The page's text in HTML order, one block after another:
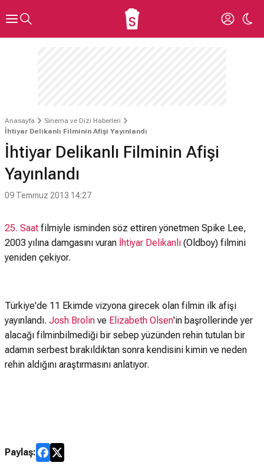
Anasayfa
Sinema ve Dizi Haberleri
İhtiyar Delikanlı Filminin Afişi Yayınlandı
İhtiyar Delikanlı Filminin Afişi
Yayınlandı
09 Temmuz 2013 14:27
25. Saat filmiyle isminden söz ettiren yönetmen Spike Lee,
2003 yılına damgasını vuran İhtiyar Delikanlı (Oldboy) filmini
yeniden çekiyor.
Türkiye'de 11 Ekimde vizyona girecek olan filmin ilk afişi
yayınlandı. Josh Brolin ve Elizabeth Olsen'in başrollerinde yer
alacağı filminbilmediği bir sebep yüzünden rehin tutulan bir
adamın serbest bırakıldıktan sonra kendisini kimin ve neden
rehin aldığını araştırmasını anlatıyor.
Paylaş: